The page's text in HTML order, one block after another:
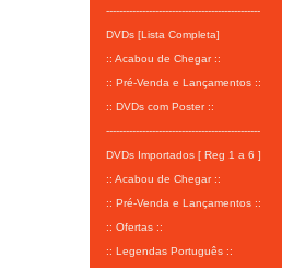
-----------------------------------------------
DVDs [Lista Completa]
:: Acabou de Chegar ::
:: Pré-Venda e Lançamentos ::
:: DVDs com Poster ::
-----------------------------------------------
DVDs Importados [ Reg 1 a 6 ]
:: Acabou de Chegar ::
:: Pré-Venda e Lançamentos ::
:: Ofertas ::
:: Legendas Português ::